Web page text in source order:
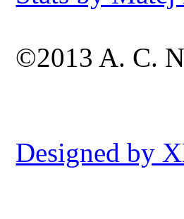
©2013 A. C.
Designed by